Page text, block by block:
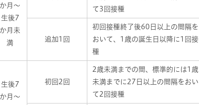
か月～
生後7
か月未
満
て3回接種
追加1回
初回接種終了後60日以上の間隔を
おいて、1歳の誕生日以降に1回接
種
生後7
か月～
初回2回
2歳未満までの間、標準的には1歳
未満までに27日以上の間隔をおい
て2回接種